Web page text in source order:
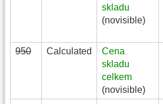
skladu
(novisible)
950 Calculated
Cena
skladu
celkem
(novisible)